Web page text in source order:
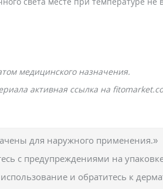
медицинского назначения.
активная ссылка на
для наружного применения.»
с предупреждениями на
и обратитесь к